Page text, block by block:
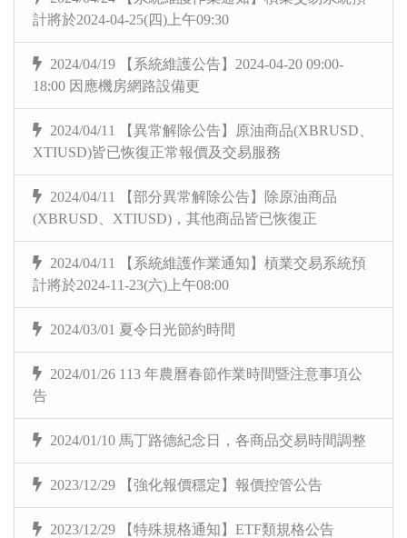
計將於2024-04-25(四)上午09:30
2024/04/19 【系統維護公告】2024-04-20 09:00-
18:00 因應機房網路設備更
2024/04/11 【異常解除公告】原油商品(XBRUSD、
XTIUSD)皆已恢復正常報價及交易服務
2024/04/11 【部分異常解除公告】除原油商品
(XBRUSD、XTIUSD)，其他商品皆已恢復正
2024/04/11 【系統維護作業通知】槓業交易系統預
計將於2024-11-23(六)上午08:00
2024/03/01 夏令日光節約時間
2024/01/26 113 年農曆春節作業時間暨注意事項公
告
2024/01/10 馬丁路德紀念日，各商品交易時間調整
2023/12/29 【強化報價穩定】報價控管公告
2023/12/29 【特殊規格通知】ETF類規格公告